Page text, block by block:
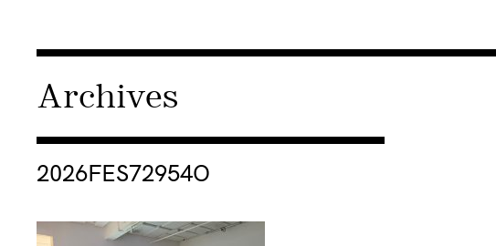
Archives
2026FES72954O